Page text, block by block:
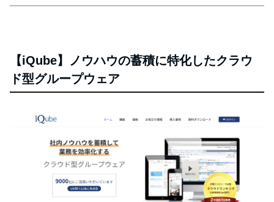
【iQube】ノウハウの蓄積に特化したクラウ
ド型グループウェア